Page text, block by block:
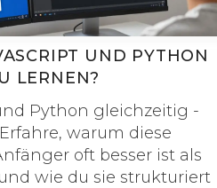
UND PYTHON
LERNEN?
Python gleichzeitig -
warum diese
oft besser ist als
wie du sie strukturiert